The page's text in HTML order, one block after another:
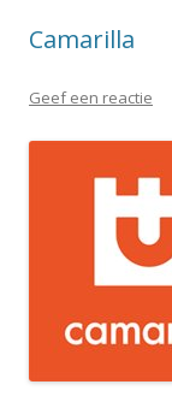
Camarilla
Geef een reactie